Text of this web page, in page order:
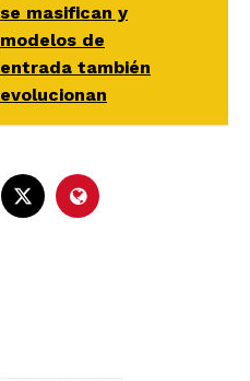
se masifican y
modelos de
entrada también
evolucionan